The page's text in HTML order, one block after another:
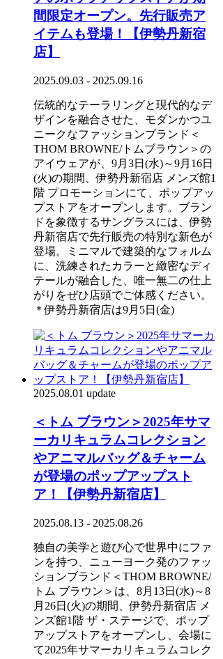
間限定オープン。先行販売ア
イテムも登場！【伊勢丹新宿
店】
2025.09.03 - 2025.09.16
伝統的なテーラリングと現代的なデ
ザインを融合させた、モダンかつユ
ニークなファッションブランド＜
THOM BROWNE/トムブラウン＞の
アイウェアが、9月3日(水)～9月16日
(火)の期間、伊勢丹新宿店 メンズ館1
階 プロモーションにて、ポップアッ
プストアをオープンします。ブラン
ドを象徴するサングラスには、伊勢
丹新宿店で先行販売の特別な新色が
登場。ミニマルで建築的なフォルム
に、洗練されたカラーと緻密なディ
テールが融合した、唯一無二の仕上
がりをぜひ店頭でご体感ください。
＊伊勢丹新宿店は9月5日(金)
2025.08.01 update
＜トム ブラウン＞2025年サマ
ーカリキュラムコレクション
やアニマルバッグ＆チャーム
が登場のポップアップスト
ア！【伊勢丹新宿店】
2025.08.13 - 2025.08.26
独自の美学と遊び心で世界中にファ
ンを持つ、ニューヨーク発のファッ
ションブランド＜THOM BROWNE/
トム ブラウン＞は、8月13日(水)～8
月26日(火)の期間、伊勢丹新宿店 メ
ンズ館1階 ザ・ステージで、ポップ
アップストアをオープンし、会場に
て2025年サマーカリキュラムコレク